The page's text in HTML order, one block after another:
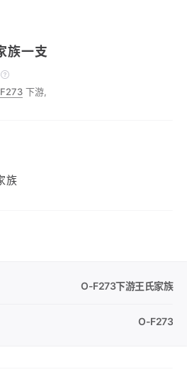
族一支
下游,
族
O-F273下游王氏家族
O-F273